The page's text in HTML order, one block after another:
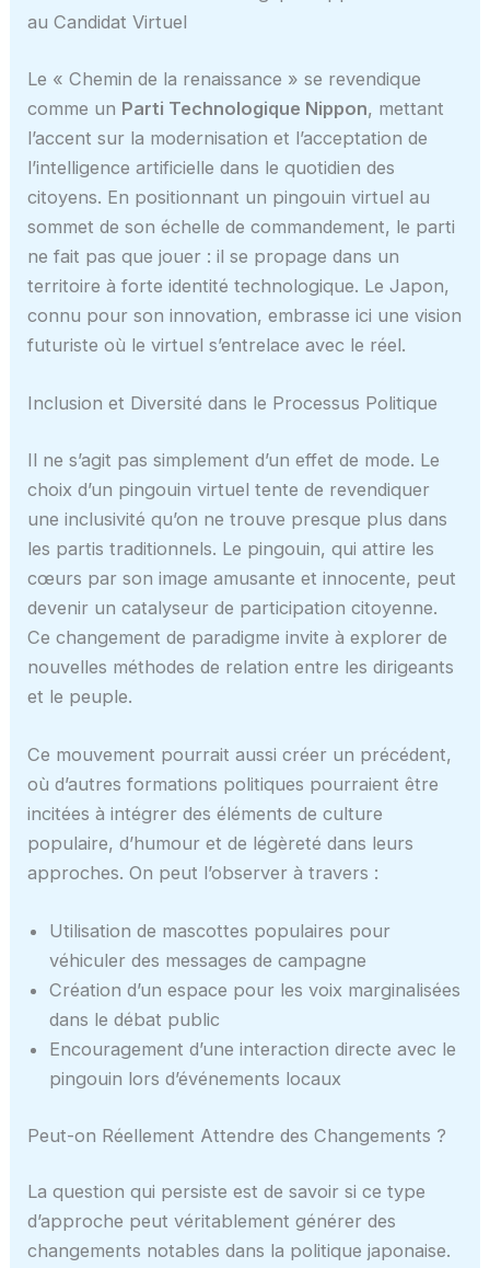
au Candidat Virtuel
Le « Chemin de la renaissance » se revendique
comme un Parti Technologique Nippon, mettant
l’accent sur la modernisation et l’acceptation de
l’intelligence artificielle dans le quotidien des
citoyens. En positionnant un pingouin virtuel au
sommet de son échelle de commandement, le parti
ne fait pas que jouer : il se propage dans un
territoire à forte identité technologique. Le Japon,
connu pour son innovation, embrasse ici une vision
futuriste où le virtuel s’entrelace avec le réel.
Inclusion et Diversité dans le Processus Politique
Il ne s’agit pas simplement d’un effet de mode. Le
choix d’un pingouin virtuel tente de revendiquer
une inclusivité qu’on ne trouve presque plus dans
les partis traditionnels. Le pingouin, qui attire les
cœurs par son image amusante et innocente, peut
devenir un catalyseur de participation citoyenne.
Ce changement de paradigme invite à explorer de
nouvelles méthodes de relation entre les dirigeants
et le peuple.
Ce mouvement pourrait aussi créer un précédent,
où d’autres formations politiques pourraient être
incitées à intégrer des éléments de culture
populaire, d’humour et de légèreté dans leurs
approches. On peut l’observer à travers :
Utilisation de mascottes populaires pour
véhiculer des messages de campagne
Création d’un espace pour les voix marginalisées
dans le débat public
Encouragement d’une interaction directe avec le
pingouin lors d’événements locaux
Peut-on Réellement Attendre des Changements ?
La question qui persiste est de savoir si ce type
d’approche peut véritablement générer des
changements notables dans la politique japonaise.